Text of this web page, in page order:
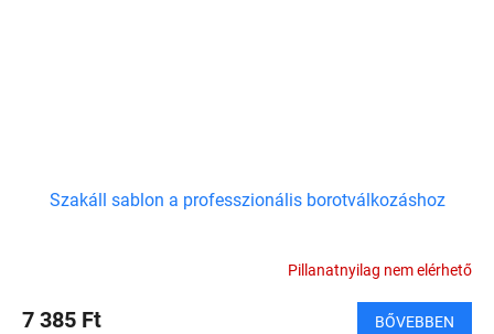
Szakáll sablon a professzionális borotválkozáshoz
Pillanatnyilag nem elérhető
7 385 Ft BŐVEBBEN